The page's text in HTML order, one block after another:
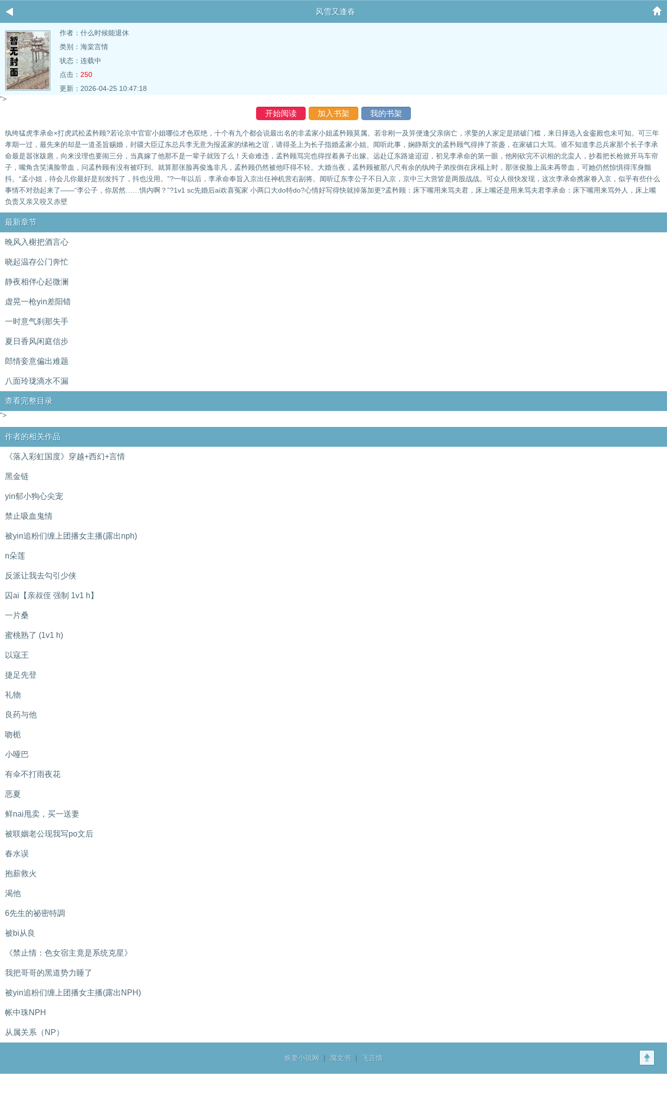
风雪又逢春
作者： 什么时候能退休
类别：海棠言情
状态：连载中
点击： 250
更新：2026-04-25 10:47:18
">
开始阅读 加入书架 我的书架
纨绔猛虎李承命×打虎武松孟矜顾?若论京中官宦小姐哪位才色双绝，十个有九个都会说最出名的非孟家小姐孟矜顾莫属。若非刚一及笄便逢父亲病亡，求娶的人家定是踏破门槛，来日择选入金銮殿也未可知。可三年
孝期一过，最先来的却是一道圣旨赐婚，封疆大臣辽东总兵李无意为报孟家的绨袍之谊，请得圣上为长子指婚孟家小姐。闻听此事，娴静斯文的孟矜顾气得摔了茶盏，在家破口大骂。谁不知道李总兵家那个长子李承
命最是嚣张跋扈，向来没理也要闹三分，当真嫁了他那不是一辈子就毁了么！天命难违，孟矜顾骂完也得捏着鼻子出嫁。远赴辽东路途迢迢，初见李承命的第一眼，他刚砍完不识相的北蛮人，抄着把长枪掀开马车帘
子，嘴角含笑满脸带血，问孟矜顾有没有被吓到。就算那张脸再俊逸非凡，孟矜顾仍然被他吓得不轻。大婚当夜，孟矜顾被那八尺有余的纨绔子弟按倒在床榻上时，那张俊脸上虽未再带血，可她仍然惊惧得浑身颤
抖。“孟小姐，待会儿你最好是别发抖了，抖也没用。”?一年以后，李承命奉旨入京出任神机营右副将。闻听辽东李公子不日入京，京中三大营皆是两股战战。可众人很快发现，这次李承命携家眷入京，似乎有些什么
事情不对劲起来了——“李公子，你居然……惧内啊？”?1v1 sc先婚后ai欢喜冤家 小两口大do特do?心情好写得快就掉落加更?孟矜顾：床下嘴用来骂夫君，床上嘴还是用来骂夫君李承命：床下嘴用来骂外人，床上嘴
负责又亲又咬又赤壁
最新章节
晚风入榭把酒言心
晓起温存公门奔忙
静夜相伴心起微澜
虚晃一枪yin差阳错
一时意气刹那失手
夏日香风闲庭信步
郎情妾意偏出难题
八面玲珑滴水不漏
查看完整目录
">
作者的相关作品
《落入彩虹国度》穿越+西幻+言情
黑金链
yin郁小狗心尖宠
禁止吸血鬼情
被yin追粉们缠上团播女主播(露出nph)
n朵莲
反派让我去勾引少侠
囚ai【亲叔侄 强制 1v1 h】
一片桑
蜜桃熟了 (1v1 h)
以寇王
捷足先登
礼物
良药与他
吻栀
小哑巴
有伞不打雨夜花
恶夏
鲜nai甩卖，买一送妻
被联姻老公现我写po文后
春水误
抱薪救火
渴他
6先生的祕密特調
被bi从良
《禁止情：色女宿主竟是系统克星》
我把哥哥的黑道势力睡了
被yin追粉们缠上团播女主播(露出NPH)
帐中珠NPH
从属关系（NP）
换妻小说网 | 腐文书 | 飞言情